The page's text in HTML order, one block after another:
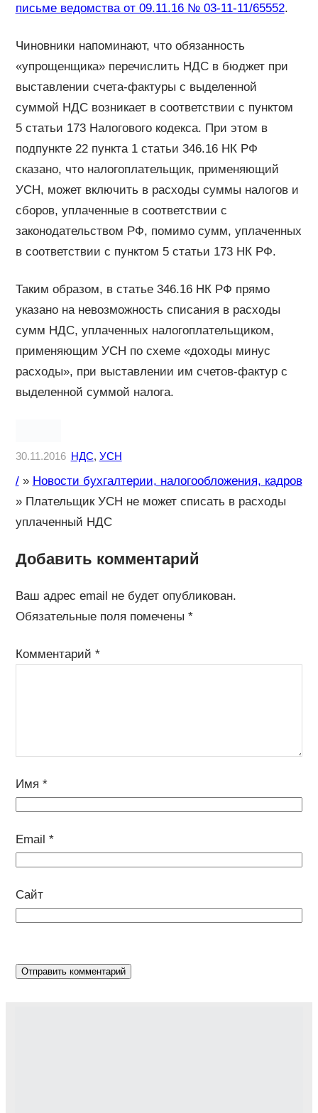
письме ведомства от 09.11.16 № 03-11-11/65552.
Чиновники напоминают, что обязанность
«упрощенщика» перечислить НДС в бюджет при
выставлении счета-фактуры с выделенной
суммой НДС возникает в соответствии с пунктом
5 статьи 173 Налогового кодекса. При этом в
подпункте 22 пункта 1 статьи 346.16 НК РФ
сказано, что налогоплательщик, применяющий
УСН, может включить в расходы суммы налогов и
сборов, уплаченные в соответствии с
законодательством РФ, помимо сумм, уплаченных
в соответствии с пунктом 5 статьи 173 НК РФ.
Таким образом, в статье 346.16 НК РФ прямо
указано на невозможность списания в расходы
сумм НДС, уплаченных налогоплательщиком,
применяющим УСН по схеме «доходы минус
расходы», при выставлении им счетов-фактур с
выделенной суммой налога.
30.11.2016 НДС, УСН
/» Новости бухгалтерии, налогообложения, кадров
» Плательщик УСН не может списать в расходы
уплаченный НДС
Добавить комментарий
Ваш адрес email не будет опубликован.
Обязательные поля помечены *
Комментарий *
Имя *
Email *
Сайт